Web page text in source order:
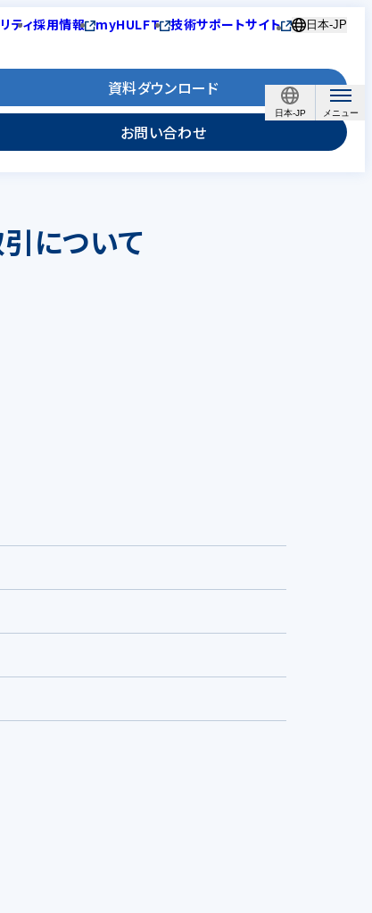
日本-JP
ティ採用情報 myHULFT 技術サポートサイト 日本-JP
資料ダウンロード
お問い合わせ
について